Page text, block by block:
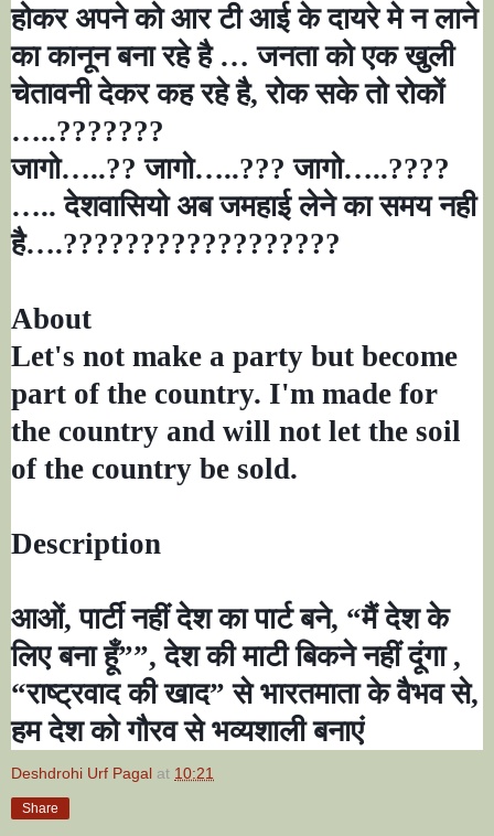
होकर अपने को आर टी आई के दायरे मे न लाने
का कानून बना रहे है …जनता को एक खुली
चेतावनी देकर कह रहे है,रोक सके तो रोकों
…..???????
जागो…..??जागो…..???जागो…..????
…..देशवासियो अब जमहाई लेने का समय नही
है….??????????????????
About
Let's not make a party but become
part of the country. I'm made for
the country and will not let the soil
of the country be sold.
Description
आओं,पार्टी नहीं देश का पार्ट बने, “मैं देश के
लिए बना हूँ””,देश की माटी बिकने नहीं दूंगा ,
“राष्ट्रवाद की खाद”से भारतमाता के वैभव से,
हम देश को गौरव से भव्यशाली बनाएं
Deshdrohi Urf Pagal at 10:21
Share